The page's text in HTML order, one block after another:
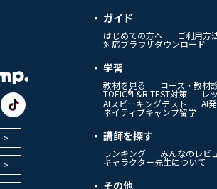
ガイド
はじめての方へ ご利用方
対応ブラウザダウンロード
学習
教材を見る コース・教材
TOEIC®L&R TEST対策 レ
AIスピーキングテスト
AI
ネイティブキャンプ留学
講師を探す
ランキング みんなのレビ
キャラクター先生について
その他